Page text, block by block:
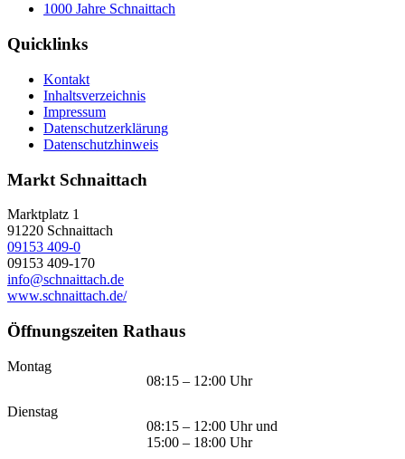
1000 Jahre Schnaittach
Quicklinks
Kontakt
Inhaltsverzeichnis
Impressum
Datenschutzerklärung
Datenschutzhinweis
Markt Schnaittach
Marktplatz 1
91220 Schnaittach
09153 409-0
09153 409-170
info@schnaittach.de
www.schnaittach.de/
Öffnungszeiten Rathaus
Montag
08:15 – 12:00 Uhr
Dienstag
08:15 – 12:00 Uhr und
15:00 – 18:00 Uhr